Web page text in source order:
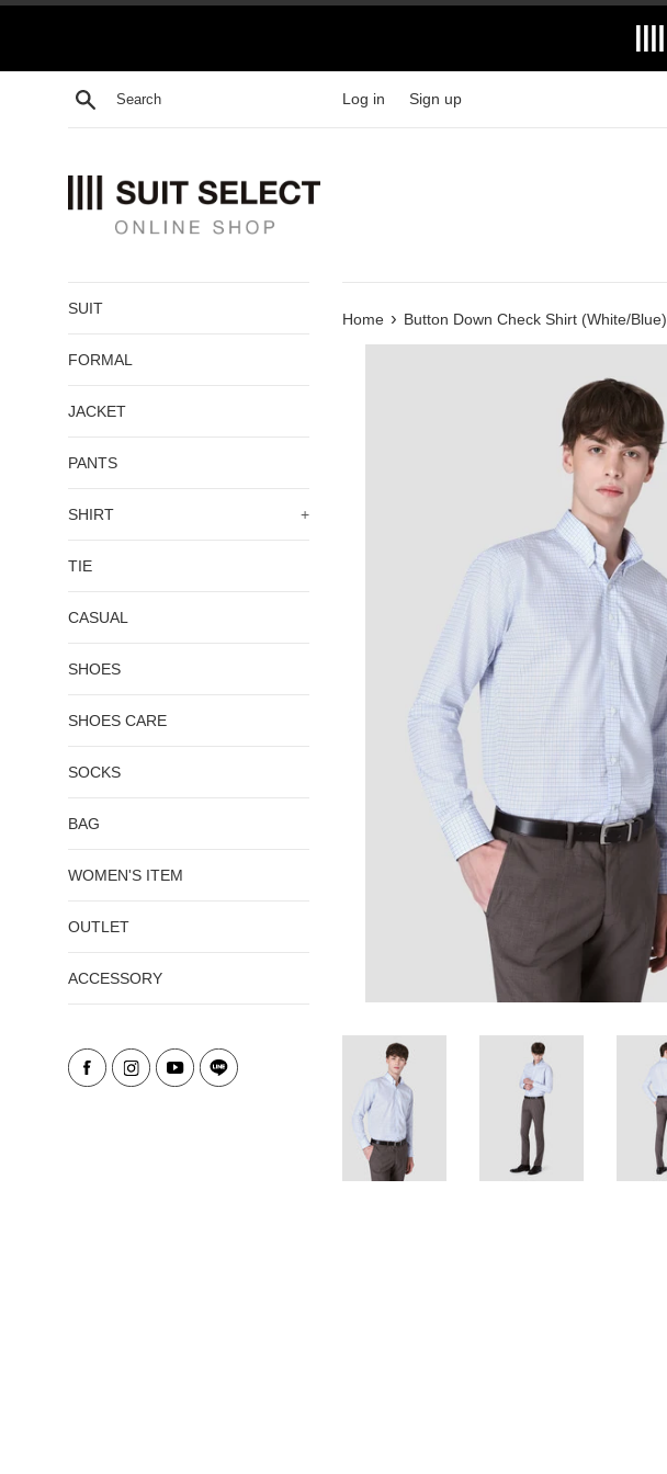
Skip
Search
Log in Sign up
SUIT
FORMAL
JACKET
PANTS
SHIRT +
TIE
CASUAL
SHOES
SHOES CARE
SOCKS
BAG
WOMEN'S ITEM
OUTLET
ACCESSORY
Home › Button Down Check Shirt (White/Blue)